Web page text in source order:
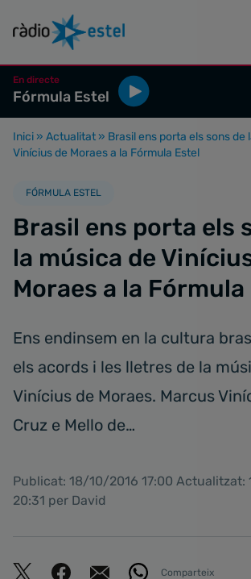
En directe
Fórmula Estel
Inici » Actualitat » Brasil ens porta els sons de
Vinícius de Moraes a la Fórmula Estel
FÓRMULA ESTEL
Brasil ens porta els
la música de
Moraes a la
Ens endinsem en la cultura
els acords i les lletres de la
Vinícius de Moraes. Marcus
Cruz e Mello de…
Publicat: 18/10/2016 17:00 Actualitzat:
20:31 per David
Comparteix